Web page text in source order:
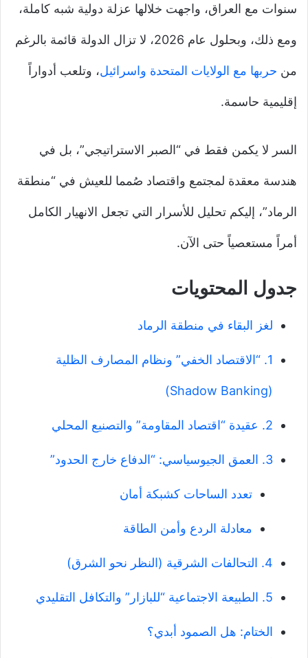
سنوات مع العراق، واجهت خلالها عزلة دولية شبه كاملة،
ومع ذلك، وبحلول عام 2026، لا تزال الدولة قائمة بالرغم
من حربها مع الولايات المتحدة واسرائيل، وتلعب أدواراً
إقليمية حاسمة.
السر لا يكمن فقط في “الصبر الاستراتيجي”، بل في
هندسة معقدة لمجتمع واقتصاد صُمما للعيش في “منطقة
الرماد”، إليكم تحليل للأسرار التي تجعل الانهيار الكامل
أمراً مستعصياً حتى الآن.
جدول المحتويات
لغز البقاء في منطقة الرماد
1. “الاقتصاد الخفي” ونظام المصارف الظلية
(Shadow Banking)
2. عقيدة “اقتصاد المقاومة” والتصنيع المحلي
3. العمق الجيوسياسي: “الدفاع خارج الحدود”
تعدد الساحات كشبكة أمان
معادلة الردع وأمن الطاقة
4. التحالفات الشرقية (النظر نحو الشرق)
5. الطبيعة الاجتماعية “للبازار” والتكافل التقليدي
الختام: هل الصمود أبدي؟